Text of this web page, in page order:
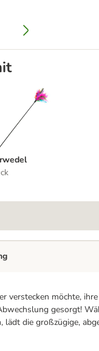
verstecken möchte,
gesorgt!
lädt die großzügige,